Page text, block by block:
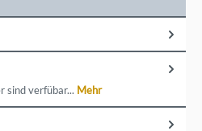
sind verfübar... Mehr